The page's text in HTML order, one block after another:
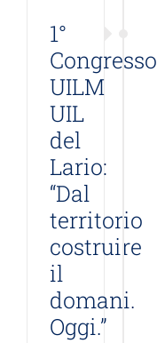
1°
Congresso
UILM
UIL
del
Lario:
“Dal
territorio
costruire
il
domani.
Oggi.”